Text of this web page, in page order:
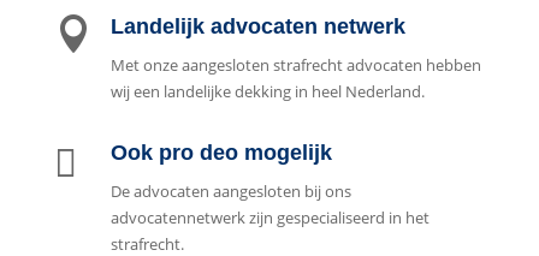
 Landelijk advocaten netwerk
Met onze aangesloten strafrecht advocaten hebben
wij een landelijke dekking in heel Nederland.
 Ook pro deo mogelijk
De advocaten aangesloten bij ons
advocatennetwerk zijn gespecialiseerd in het
strafrecht.